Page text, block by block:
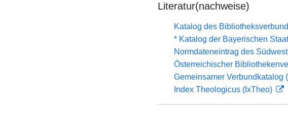
Literatur(nachweise)
Katalog des
* Katalog der Bayerischen
Normdateneintrag des
Österreichischer
Gemeinsamer Verbundkatalog
Index Theologicus (IxTheo)